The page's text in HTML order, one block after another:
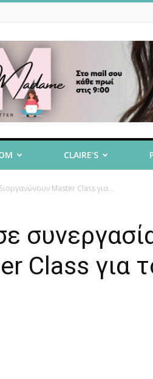
CLAIRE’S
Master Class για...
Class για